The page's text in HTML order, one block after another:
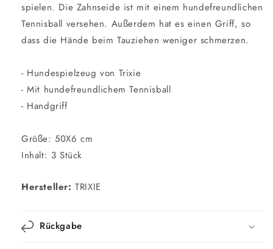
spielen. Die Zahnseide ist mit einem hundefreundlichen
Tennisball versehen. Außerdem hat es einen Griff, so
dass die Hände beim Tauziehen weniger schmerzen.
- Hundespielzeug von Trixie
- Mit hundefreundlichem Tennisball
- Handgriff
Größe: 50X6 cm
Inhalt: 3 Stück
Hersteller:TRIXIE
Rückgabe